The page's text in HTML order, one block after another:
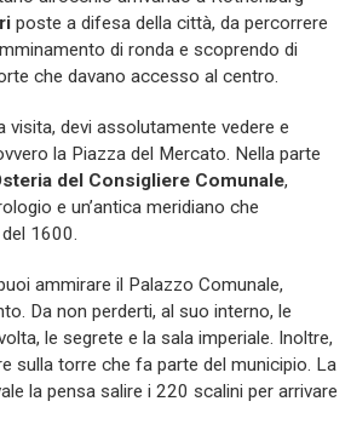
poste a difesa della città, da percorrere
di ronda e scoprendo di
che davano accesso al centro.
visita, devi assolutamente vedere e
la Piazza del Mercato. Nella parte
del Consigliere Comunale,
e un’antica meridiano che
1600.
ammirare il Palazzo Comunale,
Da non perderti, al suo interno, le
le segrete e la sala imperiale. Inoltre,
sulla torre che fa parte del municipio. La
la pensa salire i 220 scalini per arrivare